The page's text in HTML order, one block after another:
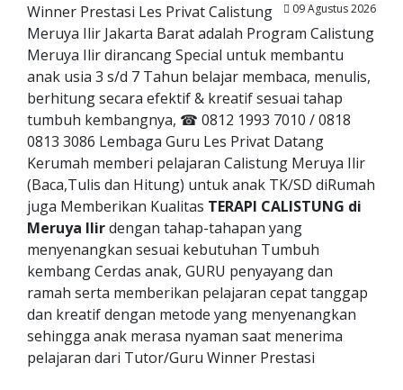
09 Agustus 2026
Winner Prestasi Les Privat Calistung
Meruya Ilir Jakarta Barat adalah Program Calistung
Meruya Ilir dirancang Special untuk membantu
anak usia 3 s/d 7 Tahun belajar membaca, menulis,
berhitung secara efektif & kreatif sesuai tahap
tumbuh kembangnya, ☎ 0812 1993 7010 / 0818
0813 3086 Lembaga Guru Les Privat Datang
Kerumah memberi pelajaran Calistung Meruya Ilir
(Baca,Tulis dan Hitung) untuk anak TK/SD diRumah
juga Memberikan Kualitas TERAPI CALISTUNG di
Meruya Ilirdengan tahap-tahapan yang
menyenangkan sesuai kebutuhan Tumbuh
kembang Cerdas anak, GURU penyayang dan
ramah serta memberikan pelajaran cepat tanggap
dan kreatif dengan metode yang menyenangkan
sehingga anak merasa nyaman saat menerima
pelajaran dari Tutor/Guru Winner Prestasi